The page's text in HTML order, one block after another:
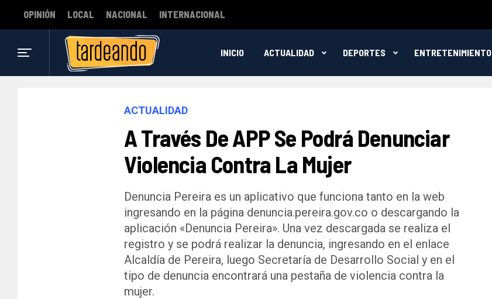
OPINIÓN LOCAL NACIONAL INTERNACIONAL
INICIO ACTUALIDAD DEPORTES ENTRETENIMIENTO
ACTUALIDAD
A Través De APP Se Podrá Denunciar
Violencia Contra La Mujer
Denuncia Pereira es un aplicativo que funciona tanto en la web
ingresando en la página denuncia.pereira.gov.co o descargando la
aplicación «Denuncia Pereira». Una vez descargada se realiza el
registro y se podrá realizar la denuncia, ingresando en el enlace
Alcaldía de Pereira, luego Secretaría de Desarrollo Social y en el
tipo de denuncia encontrará una pestaña de violencia contra la
mujer.